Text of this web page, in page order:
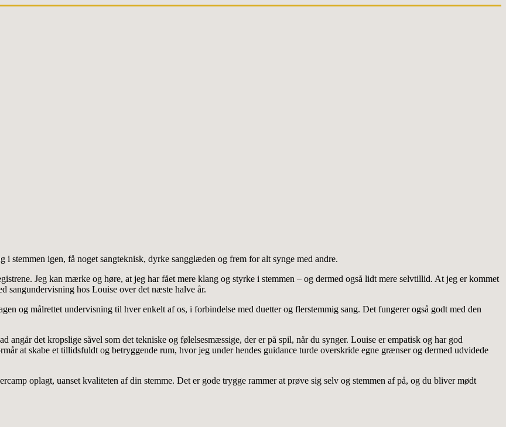
stemmen igen, få noget sangteknisk, dyrke sangglæden og frem for alt synge med andre.
Jeg kan mærke og høre, at jeg har fået mere klang og styrke i stemmen – og dermed også lidt mere selvtillid. At jeg er kommet
sangundervisning hos Louise over det næste halve år.
og målrettet undervisning til hver enkelt af os, i forbindelse med duetter og flerstemmig sang. Det fungerer også godt med den
angår det kropslige såvel som det tekniske og følelsesmæssige, der er på spil, når du synger. Louise er empatisk og har god
at skabe et tillidsfuldt og betryggende rum, hvor jeg under hendes guidance turde overskride egne grænser og dermed udvidede
oplagt, uanset kvaliteten af din stemme. Det er gode trygge rammer at prøve sig selv og stemmen af på, og du bliver mødt